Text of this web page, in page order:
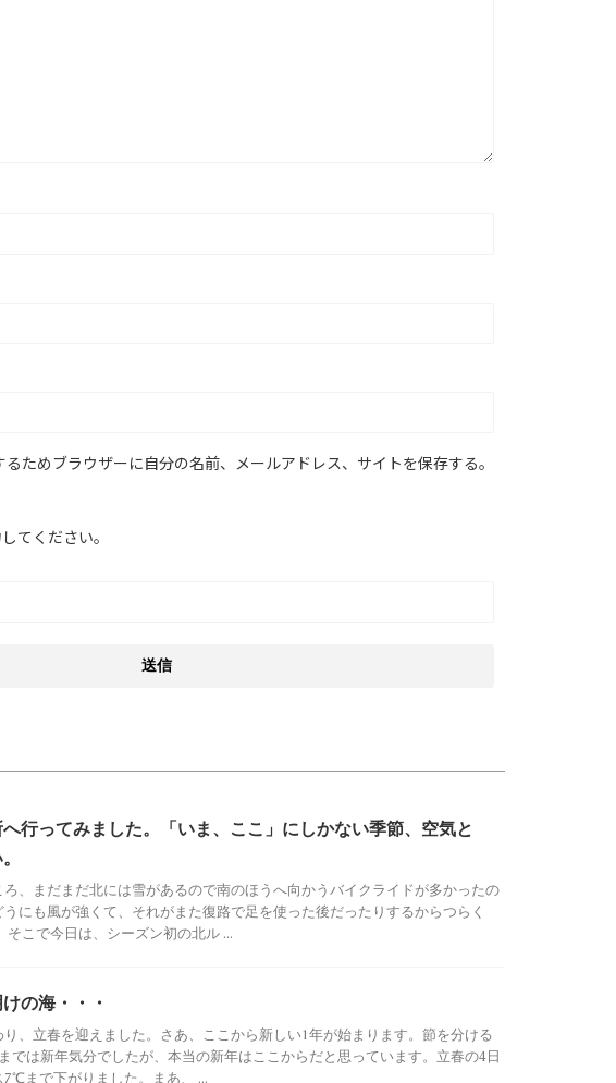
ためブラウザーに自分の名前、メールアドレス、サイトを保存する。
てください。
行ってみました。「いま、ここ」にしかない季節、空気と
ろ、まだまだ北には雪があるので南のほうへ向かうバイクライドが多かったの
うにも風が強くて、それがまた復路で足を使った後だったりするからつらく
そこで今日は、シーズン初の北ル ...
の海・・・
、立春を迎えました。さあ、ここから新しい1年が始まります。節を分ける
では新年気分でしたが、本当の新年はここからだと思っています。立春の4日
7℃まで下がりました。まあ、 ...